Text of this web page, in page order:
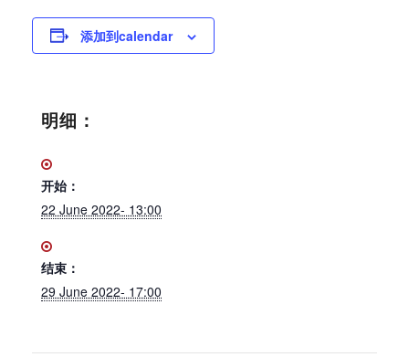
添加到calendar
明细：
开始：
22 June 2022- 13:00
结束：
29 June 2022- 17:00